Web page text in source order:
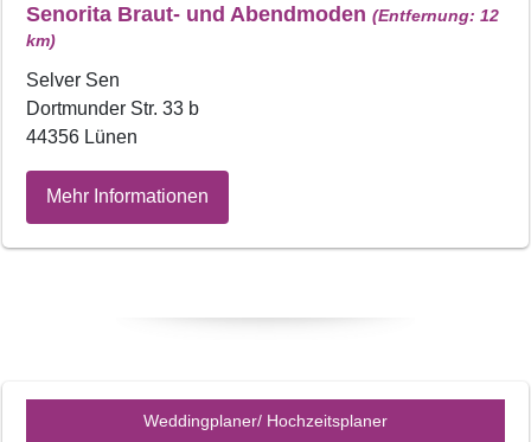
Senorita Braut- und Abendmoden (Entfernung: 12
km)
Selver Sen
Dortmunder Str. 33 b
44356 Lünen
Mehr Informationen
Weddingplaner/ Hochzeitsplaner